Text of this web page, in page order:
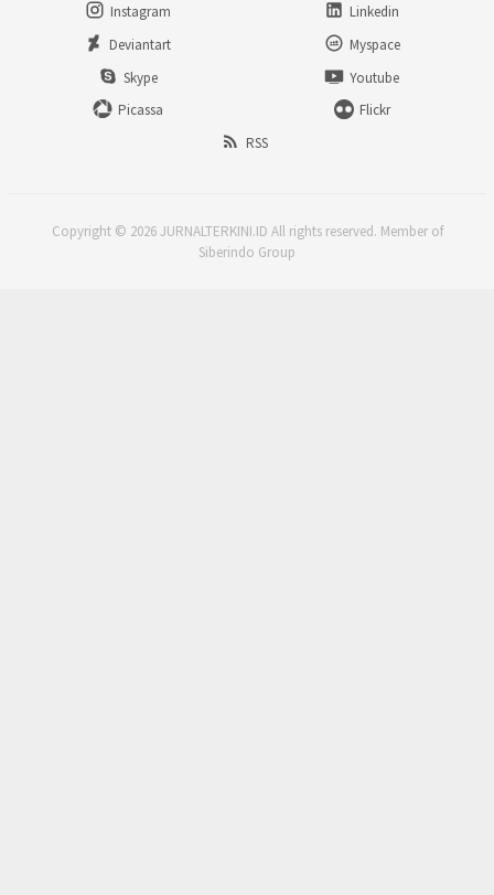
Instagram
Linkedin
Deviantart
Myspace
Skype
Youtube
Picassa
Flickr
RSS
Copyright © 2026 JURNALTERKINI.ID All rights reserved. Member of
Siberindo Group